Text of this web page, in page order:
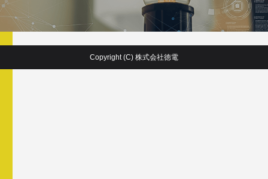
Copyright (C) 株式会社徳電